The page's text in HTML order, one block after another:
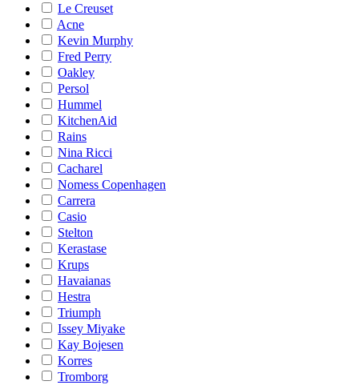
Le Creuset
Acne
Kevin Murphy
Fred Perry
Oakley
Persol
Hummel
KitchenAid
Rains
Nina Ricci
Cacharel
Nomess Copenhagen
Carrera
Casio
Stelton
Kerastase
Krups
Havaianas
Hestra
Triumph
Issey Miyake
Kay Bojesen
Korres
Tromborg